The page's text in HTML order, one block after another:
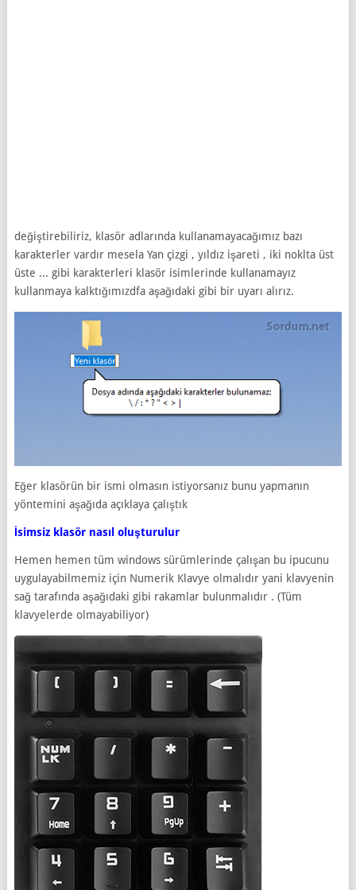
değiştirebiliriz, klasör adlarında kullanamayacağımız bazı
karakterler vardır mesela Yan çizgi , yıldız işareti , iki noklta üst
üste ... gibi karakterleri klasör isimlerinde kullanamayız
kullanmaya kalktığımızdfa aşağıdaki gibi bir uyarı alırız.
Eğer klasörün bir ismi olmasın istiyorsanız bunu yapmanın
yöntemini aşağıda açıklaya çalıştık
İsimsiz klasör nasıl oluşturulur
Hemen hemen tüm windows sürümlerinde çalışan bu ipucunu
uygulayabilmemiz için Numerik Klavye olmalıdır yani klavyenin
sağ tarafında aşağıdaki gibi rakamlar bulunmalıdır . (Tüm
klavyelerde olmayabiliyor)